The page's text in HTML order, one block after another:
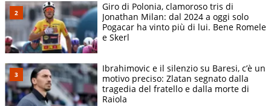
Giro di Polonia, clamoroso tris di
Jonathan Milan: dal 2024 a oggi solo
Pogacar ha vinto più di lui. Bene Romele
e Skerl
Ibrahimovic e il silenzio su Baresi, c’è un
motivo preciso: Zlatan segnato dalla
tragedia del fratello e dalla morte di
Raiola